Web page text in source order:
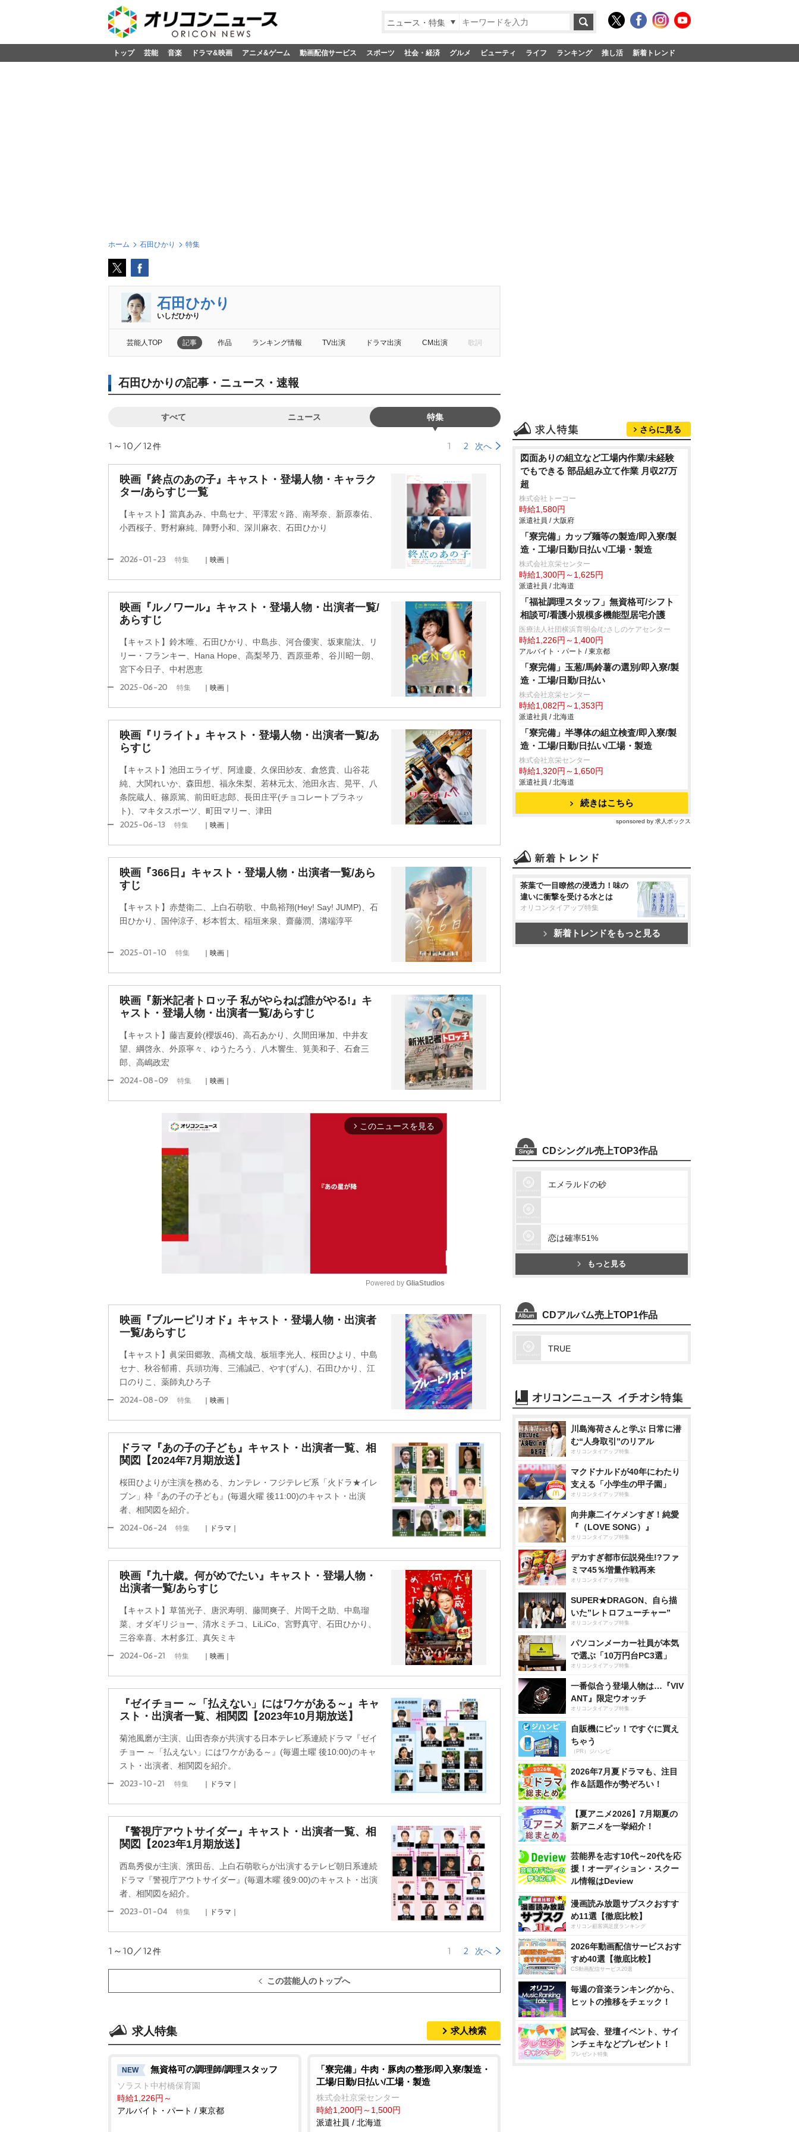
ニュース・特集
トップ 芸能 音楽 ドラマ&映画 アニメ&ゲーム 動画配信サービス スポーツ 社会・経済 グルメ ビューティ ライフ ランキング 推し活 新着トレンド
ホーム 石田ひかり 特集
石田ひかり
いしだひかり
芸能人TOP 記事 作品 ランキング情報 TV出演 ドラマ出演 CM出演 歌詞
石田ひかりの記事・ニュース・速報
すべて ニュース 特集
1～10／12件 1 2 次へ
映画『終点のあの子』キャスト・登場人物・キャラク
ター/あらすじ一覧
【キャスト】當真あみ、中島セナ、平澤宏々路、南琴奈、新原泰佑、
小西桜子、野村麻純、陣野小和、深川麻衣、石田ひかり
2026-01-23 特集 ｜映画｜
映画『ルノワール』キャスト・登場人物・出演者一覧/
あらすじ
【キャスト】鈴木唯、石田ひかり、中島歩、河合優実、坂東龍汰、リ
リー・フランキー、Hana Hope、高梨琴乃、西原亜希、谷川昭一朗、
宮下今日子、中村恩恵
2025-06-20 特集 ｜映画｜
映画『リライト』キャスト・登場人物・出演者一覧/あ
らすじ
【キャスト】池田エライザ、阿達慶、久保田紗友、倉悠貴、山谷花
純、大関れいか、森田想、福永朱梨、若林元太、池田永吉、晃平、八
条院蔵人、篠原篤、前田旺志郎、長田庄平(チョコレートプラネッ
ト)、マキタスポーツ、町田マリー、津田
2025-06-13 特集 ｜映画｜
映画『366日』キャスト・登場人物・出演者一覧/あら
すじ
【キャスト】赤楚衛二、上白石萌歌、中島裕翔(Hey! Say! JUMP)、石
田ひかり、国仲涼子、杉本哲太、稲垣来泉、齋藤潤、溝端淳平
2025-01-10 特集 ｜映画｜
映画『新米記者トロッ子 私がやらねば誰がやる!』キ
ャスト・登場人物・出演者一覧/あらすじ
【キャスト】藤吉夏鈴(櫻坂46)、高石あかり、久間田琳加、中井友
望、綱啓永、外原寧々、ゆうたろう、八木響生、筧美和子、石倉三
郎、高嶋政宏
2024-08-09 特集 ｜映画｜
arrow_forward_ios このニュースを見る
Powered by GliaStudios
映画『ブルーピリオド』キャスト・登場人物・出演者
一覧/あらすじ
【キャスト】眞栄田郷敦、高橋文哉、板垣李光人、桜田ひより、中島
セナ、秋谷郁甫、兵頭功海、三浦誠己、やす(ずん)、石田ひかり、江
口のりこ、薬師丸ひろ子
2024-08-09 特集 ｜映画｜
ドラマ『あの子の子ども』キャスト・出演者一覧、相
関図【2024年7月期放送】
桜田ひよりが主演を務める、カンテレ・フジテレビ系「火ドラ★イレ
ブン」枠『あの子の子ども』(毎週火曜 後11:00)のキャスト・出演
者、相関図を紹介。
2024-06-24 特集 ｜ドラマ｜
映画『九十歳。何がめでたい』キャスト・登場人物・
出演者一覧/あらすじ
【キャスト】草笛光子、唐沢寿明、藤間爽子、片岡千之助、中島瑠
菜、オダギリジョー、清水ミチコ、LiLiCo、宮野真守、石田ひかり、
三谷幸喜、木村多江、真矢ミキ
2024-06-21 特集 ｜映画｜
『ゼイチョー ～「払えない」にはワケがある～』キャ
スト・出演者一覧、相関図【2023年10月期放送】
菊池風磨が主演、山田杏奈が共演する日本テレビ系連続ドラマ『ゼイ
チョー ～「払えない」にはワケがある～』(毎週土曜 後10:00)のキャ
スト・出演者、相関図を紹介。
2023-10-21 特集 ｜ドラマ｜
『警視庁アウトサイダー』キャスト・出演者一覧、相
関図【2023年1月期放送】
西島秀俊が主演、濱田岳、上白石萌歌らが出演するテレビ朝日系連続
ドラマ『警視庁アウトサイダー』(毎週木曜 後9:00)のキャスト・出演
者、相関図を紹介。
2023-01-04 特集 ｜ドラマ｜
1～10／12件 1 2 次へ
この芸能人のトップへ
求人特集 求人検索
NEW 無資格可の調理師/調理スタッフ
ソラスト中村橋保育園
時給1,226円～
アルバイト・パート / 東京都
「寮完備」牛肉・豚肉の整形/即入寮/製造・
工場/日勤/日払い/工場・製造
株式会社京栄センター
時給1,200円～1,500円
派遣社員 / 北海道
さらに見る
図面ありの組立など工場内作業/未経験
でもできる 部品組み立て作業 月収27万
超
株式会社トーコー
時給1,580円
派遣社員 / 大阪府
「寮完備」カップ麺等の製造/即入寮/製
造・工場/日勤/日払い/工場・製造
株式会社京栄センター
時給1,300円～1,625円
派遣社員 / 北海道
「福祉調理スタッフ」無資格可/シフト
相談可/看護小規模多機能型居宅介護
医療法人社団横浜育明会/むさしのケアセンター
時給1,226円～1,400円
アルバイト・パート / 東京都
「寮完備」玉葱/馬鈴薯の選別/即入寮/製
造・工場/日勤/日払い
株式会社京栄センター
時給1,082円～1,353円
派遣社員 / 北海道
「寮完備」半導体の組立検査/即入寮/製
造・工場/日勤/日払い/工場・製造
株式会社京栄センター
時給1,320円～1,650円
派遣社員 / 北海道
続きはこちら
sponsored by 求人ボックス
茶葉で一目瞭然の浸透力！味の
違いに衝撃を受ける水とは
オリコンタイアップ特集
新着トレンドをもっと見る
CDシングル売上TOP3作品
エメラルドの砂
恋は確率51%
もっと見る
CDアルバム売上TOP1作品
TRUE
川島海荷さんと学ぶ 日常に潜
む“人身取引”のリアル
オリコンタイアップ特集
マクドナルドが40年にわたり
支える「小学生の甲子園」
オリコンタイアップ特集
向井康二イケメンすぎ！純愛
『（LOVE SONG）』
オリコンタイアップ特集
デカすぎ都市伝説発生!?ファ
ミマ45％増量作戦再来
オリコンタイアップ特集
SUPER★DRAGON、自ら描
いた”レトロフューチャー”
オリコンタイアップ特集
パソコンメーカー社員が本気
で選ぶ「10万円台PC3選」
オリコンタイアップ特集
一番似合う登場人物は…『VIV
ANT』限定ウオッチ
オリコンタイアップ特集
自販機にピッ！ですぐに買え
ちゃう
（PR）ジハンピ
2026年7月夏ドラマも、注目
作＆話題作が勢ぞろい！
【夏アニメ2026】7月期夏の
新アニメを一挙紹介！
芸能界を志す10代～20代を応
援！オーディション・スクー
ル情報はDeview
漫画読み放題サブスクおすす
め11選【徹底比較】
オリコン顧客満足度ランキング
2026年動画配信サービスおす
すめ40選【徹底比較】
CS動画配信サービス20選
毎週の音楽ランキングから、
ヒットの推移をチェック！
試写会、登壇イベント、サイ
ンチェキなどプレゼント！
プレゼント特集